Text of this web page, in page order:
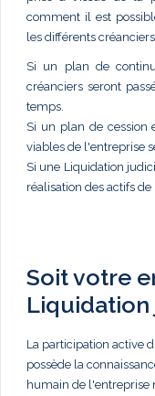
comment il est
les différents
Si un plan de
créanciers seront
temps.
Si un plan de cession
viables de l'entreprise
Si une Liquidation
réalisation des actifs
Soit votre
La participation active
possède la
humain de l'entreprise